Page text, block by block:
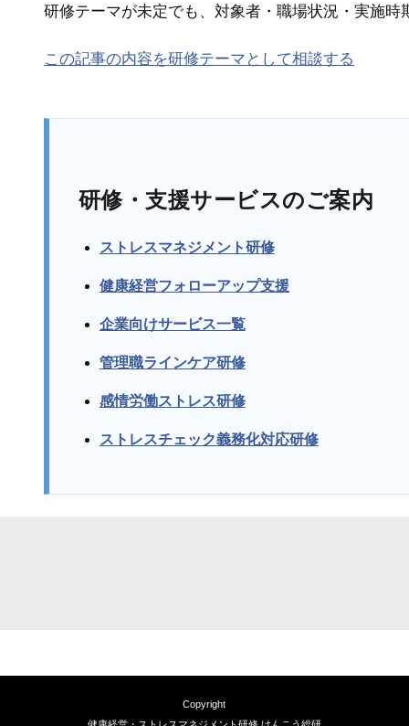
研修テーマが未定でも、対象者・職場状況・実施時
この記事の内容を研修テーマとして相談する
研修・支援サービスのご案内
ストレスマネジメント研修
健康経営フォローアップ支援
企業向けサービス一覧
管理職ラインケア研修
感情労働ストレス研修
ストレスチェック義務化対応研修
Copyright